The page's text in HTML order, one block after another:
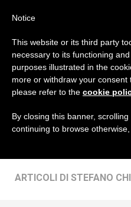
AUTORE
Stefano
ARTICOLI DI STEFANO
Notice
This website or its third party
necessary to its functioning
purposes illustrated in the
more or withdraw your consent
please refer to the cookie
By closing this banner,
continuing to browse